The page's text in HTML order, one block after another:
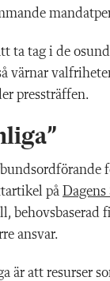
ta tag i de
värnar
pressträffen.
på Dagens
behovsbaserad
ansvar.
är att resurser